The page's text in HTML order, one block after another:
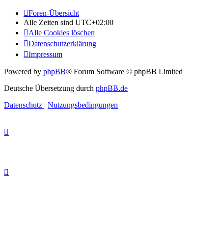
Foren-Übersicht
Alle Zeiten sind UTC+02:00
Alle Cookies löschen
Datenschutzerklärung
Impressum
Powered by phpBB® Forum Software © phpBB Limited
Deutsche Übersetzung durch phpBB.de
Datenschutz | Nutzungsbedingungen